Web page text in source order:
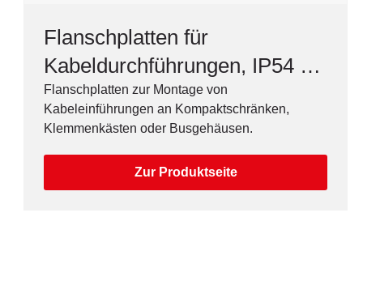
Flanschplatten für
Kabeldurchführungen, IP54 -
IP66
Flanschplatten zur Montage von
Kabeleinführungen an Kompaktschränken,
Klemmenkästen oder Busgehäusen.
Zur Produktseite